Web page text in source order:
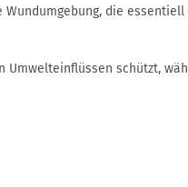
die
schützt,